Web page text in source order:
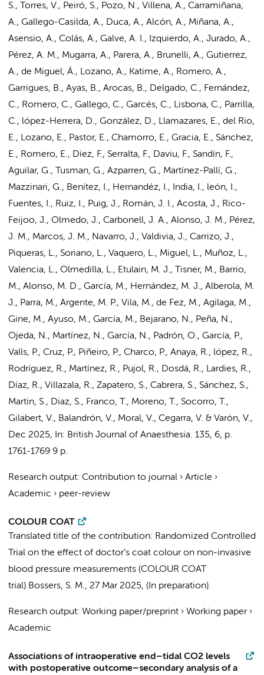
S., Torres, V., Peiró, S., Pozo, N., Villena, A., Carramiñana,
A., Gallego-Casilda, A., Duca, A., Alcón, A., Miñana, A.,
Asensio, A., Colás, A., Galve, A. I., Izquierdo, A., Jurado, A.,
Pérez, A. M., Mugarra, A., Parera, A., Brunelli, A., Gutierrez,
A., de Miguel, Á., Lozano, A., Katime, A., Romero, A.,
Garrigues, B., Ayas, B., Arocas, B., Delgado, C., Fernández,
C., Romero, C., Gallego, C., Garcés, C., Lisbona, C., Parrilla,
C., lópez-Herrera, D., González, D., Llamazares, E., del Rio,
E., Lozano, E., Pastor, E., Chamorro, E., Gracia, E., Sánchez,
E., Romero, E., Díez, F., Serralta, F., Daviu, F., Sandín, F.,
Aguilar, G., Tusman, G., Azparren, G., Martínez-Pallí, G.,
Mazzinari, G., Benítez, I., Hernandéz, I., India, I., león, I.,
Fuentes, I., Ruiz, I., Puig, J., Román, J. I., Acosta, J., Rico-
Feijoo, J., Olmedo, J., Carbonell, J. A., Alonso, J. M., Pérez,
J. M., Marcos, J. M., Navarro, J., Valdivia, J., Carrizo, J.,
Piqueras, L., Soriano, L., Vaquero, L., Miguel, L., Muñoz, L.,
Valencia, L., Olmedilla, L., Etulain, M. J., Tisner, M., Barrio,
M., Alonso, M. D., García, M., Hernández, M. J., Alberola, M.
J., Parra, M., Argente, M. P., Vila, M., de Fez, M., Agilaga, M.,
Gine, M., Ayuso, M., García, M., Bejarano, N., Peña, N.,
Ojeda, N., Martínez, N., García, N., Padrón, O., García, P.,
Valls, P., Cruz, P., Piñeiro, P., Charco, P., Anaya, R., lópez, R.,
Rodríguez, R., Martínez, R., Pujol, R., Dosdá, R., Lardies, R.,
Díaz, R., Villazala, R., Zapatero, S., Cabrera, S., Sánchez, S.,
Martin, S., Diaz, S., Franco, T., Moreno, T., Socorro, T.,
Gilabert, V., Balandrón, V., Moral, V., Cegarra, V. & Varón, V.,
Dec 2025, In: British Journal of Anaesthesia. 135, 6, p.
1761-1769 9 p.
Research output: Contribution to journal › Article ›
Academic › peer-review
COLOUR COAT
Translated title of the contribution: Randomized Controlled
Trial on the effect of doctor’s coat colour on non-invasive
blood pressure measurements (COLOUR COAT
trial).Bossers, S. M., 27 Mar 2025, (In preparation).
Research output: Working paper/preprint › Working paper›
Academic
Associations of intraoperative end–tidal CO2 levels
with postoperative outcome–secondary analysis of a